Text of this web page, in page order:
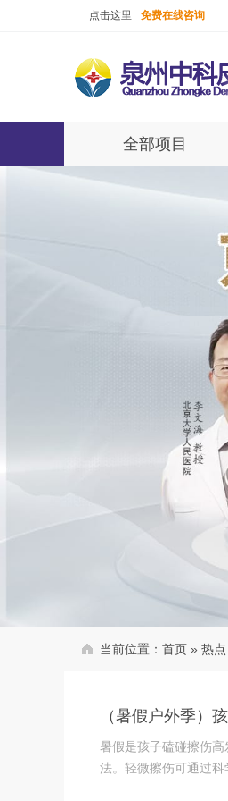
点击这里 免费在线咨询
全部项目
当前位置： 首页 » 热点
（暑假户外季）
暑假是孩子磕碰擦伤
法。轻微擦伤可通过科